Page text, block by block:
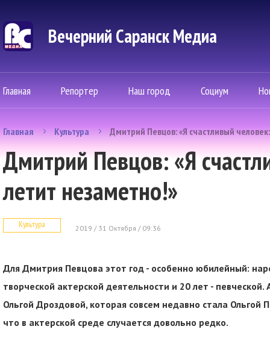
Вечерний Саранск Mедиа
Главная Репортер Наш город Социум
Главная Культура Дмитрий Певцов: «Я счастливый
Дмитрий Певцов: «Я
летит незаметно!»
Культура 2019 / 31 Октября / 09:36
Для Дмитрия Певцова этот год - особенно юбилейный:
творческой актерской деятельности и 20 лет -
Ольгой Дроздовой, которая совсем недавно стала
что в актерской среде случается довольно редко.